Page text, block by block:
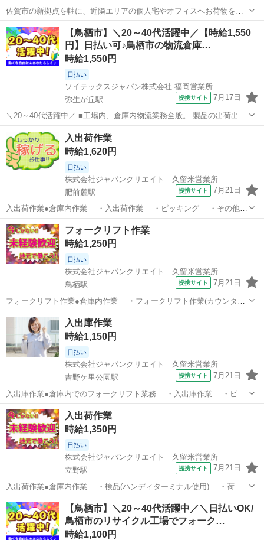
佐賀市の新拠点を軸に、近隣エリアの個人宅やオフィスへお荷物をお
届けする配送業務です。 スマートフォンアプリのナビゲーションに従
って指定のルート通りに回るだけなので、地理に自信がない方でも初
日から迷わずスタートできます。 ...
佐賀 佐賀市 ドライバー
【鳥栖市】＼20～40代活躍中／【時給1,550
円】日払い可♪鳥栖市の物流倉庫…
時給1,550円
日払い
ソイテックスジャパン株式会社 福岡営業所
弥生が丘駅
提携サイト 7月17日
＼20～40代活躍中／ ■工場内、倉庫内物流業務全般。 製品の出荷出庫
(フォークリフト使用) 製品の運搬・製造ラインへの原材料供給運搬(ハ
ンドリフト使用) システム端末を使用した入出庫保管処理業務 ※運搬
は基本的に...
佐賀 鳥栖市 弥生が丘駅
入出荷作業
時給1,620円
日払い
株式会社ジャパンクリエイト 久留米営業所
肥前麓駅
提携サイト 7月21日
入出荷作業●倉庫内作業 ・入出荷作業 ・ピッキング ・その他付
随する業務 ※倉庫内で缶製品を扱う作業となります。部署により重量
物(12kg程度)を持つ作業が発生いたします。 ※フォークリフトはカウ
ンターもしくはリーチ...
佐賀 鳥栖市 肥前麓駅 ドライバー
フォークリフト作業
時給1,250円
日払い
株式会社ジャパンクリエイト 久留米営業所
鳥栖駅
提携サイト 7月21日
フォークリフト作業●倉庫内作業 ・フォークリフト作業(カウンター)
・その他付随する業務 ※製品を倉庫内に運んでいただきます。
※20kg程度の重量物の取り扱いがございます。 ＜勤務先のご紹介＞
プラスチックの原料か...
佐賀 鳥栖市 鳥栖駅
入出庫作業
時給1,150円
日払い
株式会社ジャパンクリエイト 久留米営業所
吉野ケ里公園駅
提携サイト 7月21日
入出庫作業●倉庫内でのフォークリフト業務 ・入出庫作業 ・ピッ
キング ・その他付随する業務 ※夏は暑い工場となります。 ※基本
はリーチフォークを使用いたします。 場合によりカウンターフォー
クを使用することもございま...
佐賀 三養基郡 吉野ケ里公園駅
入出荷作業
時給1,350円
日払い
株式会社ジャパンクリエイト 久留米営業所
立野駅
提携サイト 7月21日
入出荷作業●倉庫内作業 ・検品(ハンディターミナル使用) ・荷受
け作業 ・商品仕分け ・入出荷作業 ・その他付随する業務 ※メ
インはリーチフォークを使用いたしますが、カウンターフォークを扱
っていただく業務もござい...
佐賀 三養基郡 立野駅 ドライバー
【鳥栖市】＼20～40代活躍中／＼日払いOK/
鳥栖市のリサイクル工場でフォーク…
時給1,100円